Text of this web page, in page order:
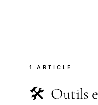
1 ARTICLE
🛠️ Outils